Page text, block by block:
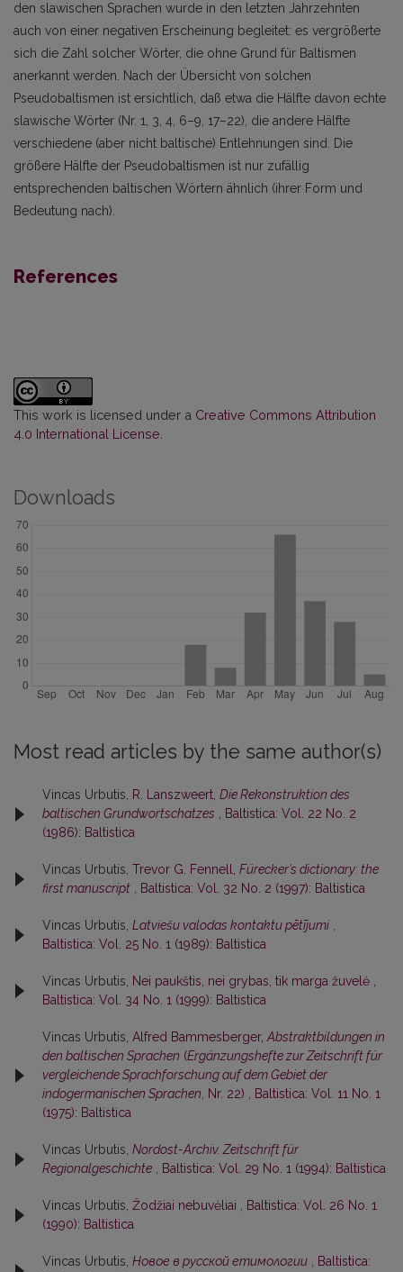
den slawischen Sprachen wurde in den letzten Jahrzehnten
auch von einer negativen Erscheinung begleitet: es vergrößerte
sich die Zahl solcher Wörter, die ohne Grund für Baltismen
anerkannt werden. Nach der Übersicht von solchen
Pseudobaltismen ist ersichtlich, daß etwa die Hälfte davon echte
slawische Wörter (Nr. 1, 3, 4, 6–9, 17–22), die andere Hälfte
verschiedene (aber nicht baltische) Entlehnungen sind. Die
größere Hälfte der Pseudobaltismen ist nur zufällig
entsprechenden baltischen Wörtern ähnlich (ihrer Form und
Bedeutung nach).
References
This work is licensed under a Creative Commons Attribution
4.0 International License
Downloads
Most read articles by the same author(s)
Vincas Urbutis, R. Lanszweert, Die Rekonstruktion des
baltischen Grundwortschatzes , Baltistica: Vol. 22 No. 2
(1986): Baltistica
Vincas Urbutis, Trevor G. Fennell, Fürecker’s dictionary: the
first manuscript , Baltistica: Vol. 32 No. 2 (1997): Baltistica
Vincas Urbutis, Latviešu valodas kontaktu pētījumi ,
Baltistica: Vol. 25 No. 1 (1989): Baltistica
Vincas Urbutis, Nei paukštis, nei grybas, tik marga žuvelė ,
Baltistica: Vol. 34 No. 1 (1999): Baltistica
Vincas Urbutis, Alfred Bammesberger,Abstraktbildungen in
den baltischen Sprachen (Ergänzungshefte zur Zeitschrift für
vergleichende Sprachforschung auf dem Gebiet der
indogermanischen Sprachen, Nr. 22) , Baltistica: Vol. 11 No. 1
(1975): Baltistica
Vincas Urbutis, Nordost-Archiv. Zeitschrift für
Regionalgeschichte , Baltistica: Vol. 29 No. 1 (1994): Baltistica
Vincas Urbutis, Žodžiai nebuvėliai , Baltistica: Vol. 26 No. 1
(1990): Baltistica
Vincas Urbutis, Новое в русской етимологии , Baltistica: